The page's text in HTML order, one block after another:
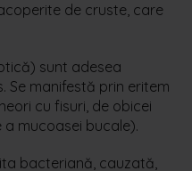
de cruste, care
sunt adesea
Se manifestă prin eritem
cu fisuri, de obicei
mucoasei bucale).
bacteriană, cauzată,